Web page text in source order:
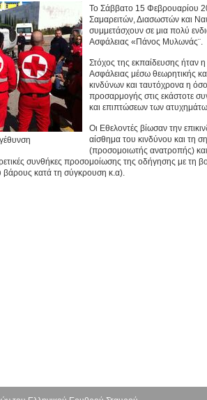
Το Σάββατο 15 Φεβρουαρίου
Σαμαρειτών, Διασωστών και
συμμετάσχουν σε μια πολύ
Ασφάλειας «Πάνος Μυλωνάς¨.
Στόχος της εκπαίδευσης ήταν
Ασφάλειας μέσω θεωρητικής
κινδύνων και ταυτόχρονα η
προσαρμογής στις εκάστοτε
και επιπτώσεων των
Οι Εθελοντές βίωσαν την
αίσθημα του κινδύνου και τη
(προσομοιωτής ανατροπής)
συνθήκες προσομοίωσης της οδήγησης με τη
κατά τη σύγκρουση κ.α).